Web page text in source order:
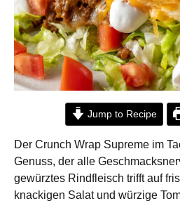
Jump to Recipe
Der Crunch Wrap Supreme im
Genuss, der alle
gewürztes Rindfleisch trifft auf
knackigen Salat und würzige